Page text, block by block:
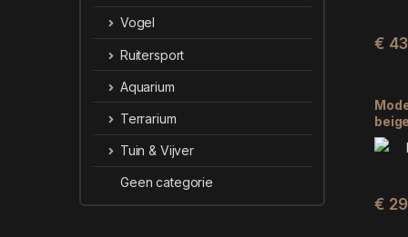
€
€
Vogel
Ruitersport
Aquarium
Terrarium
Tuin & Vijver
Geen categorie